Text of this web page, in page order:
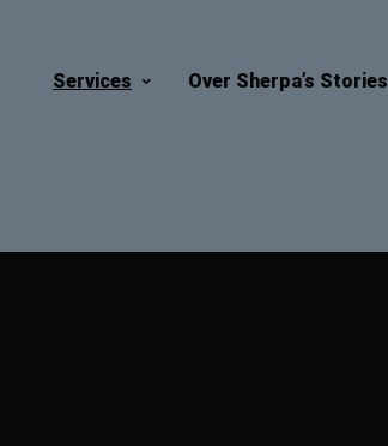
Services Over Sherpa’s Stories